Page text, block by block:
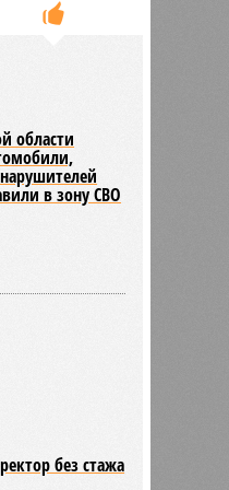
области
в зону СВО
без стажа